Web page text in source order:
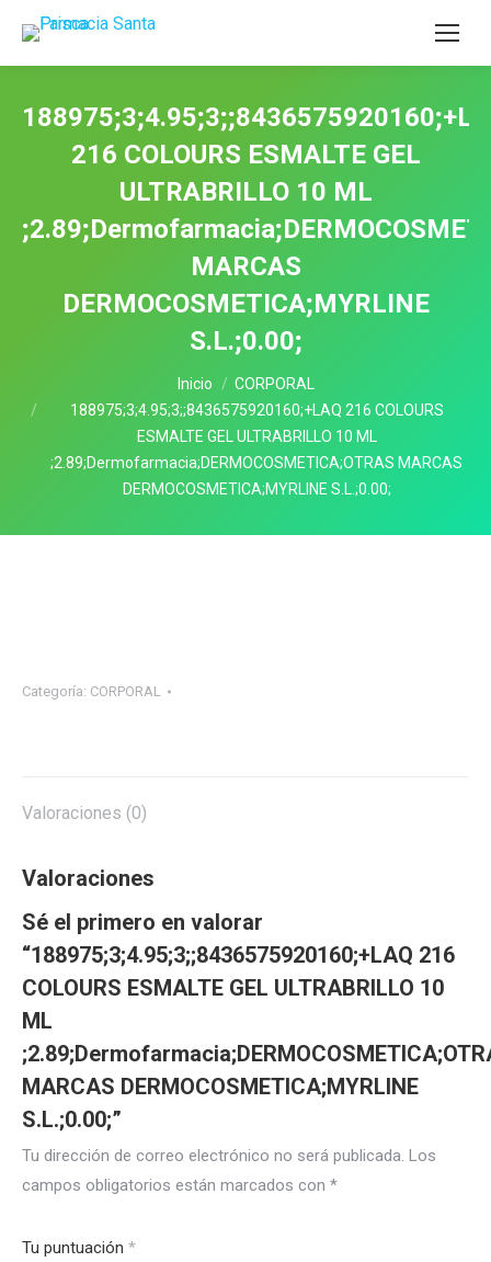
216 COLOURS ESMALTE GEL
ULTRABRILLO 10 ML
MARCAS
DERMOCOSMETICA;MYRLINE
S.L.;0.00;
Inicio
CORPORAL
188975;3;4.95;3;;8436575920160;+LAQ 216 COLOURS
ESMALTE GEL ULTRABRILLO 10 ML
;2.89;Dermofarmacia;DERMOCOSMETICA;OTRAS MARCAS
DERMOCOSMETICA;MYRLINE S.L.;0.00;
Categoría: CORPORAL
Valoraciones (0)
Valoraciones
Sé el primero en valorar
“188975;3;4.95;3;;8436575920160;+LAQ 216
COLOURS ESMALTE GEL ULTRABRILLO 10
ML
MARCAS DERMOCOSMETICA;MYRLINE
S.L.;0.00;”
Tu dirección de correo electrónico no será publicada. Los
campos obligatorios están marcados con *
Tu puntuación *